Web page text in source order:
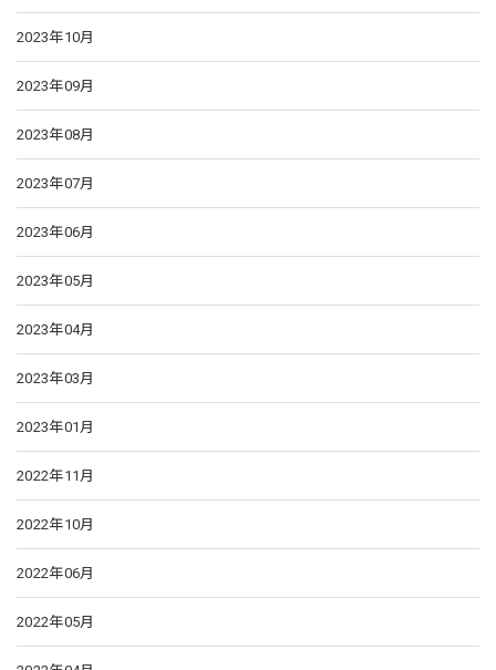
2023年10月
2023年09月
2023年08月
2023年07月
2023年06月
2023年05月
2023年04月
2023年03月
2023年01月
2022年11月
2022年10月
2022年06月
2022年05月